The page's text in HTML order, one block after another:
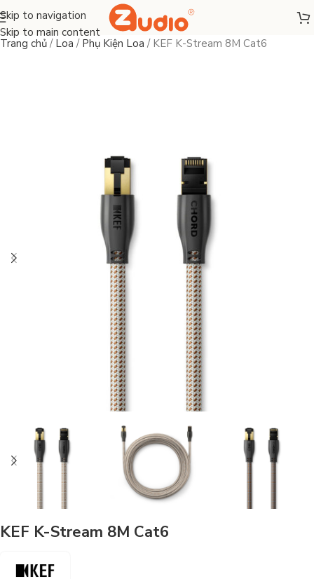
Skip to navigation
Skip to main content
Trang chủ / Loa / Phụ Kiện Loa / KEF K-Stream 8M Cat6
KEF K-Stream 8M Cat6